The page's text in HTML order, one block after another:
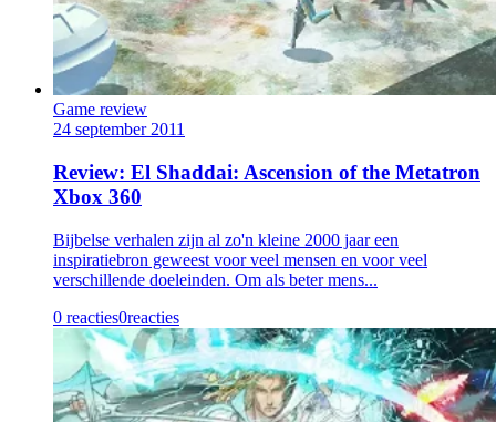
Game review
24 september 2011
Review: El Shaddai: Ascension of the Metatron
Xbox 360
Bijbelse verhalen zijn al zo'n kleine 2000 jaar een
inspiratiebron geweest voor veel mensen en voor veel
verschillende doeleinden. Om als beter mens...
0 reacties0reacties